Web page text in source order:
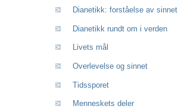
Dianetikk: forståelse av sinnet
Dianetikk rundt om i verden
Livets mål
Overlevelse og sinnet
Tidssporet
Menneskets deler